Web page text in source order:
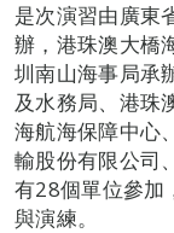
是次演習由廣東
辦，港珠澳大橋
圳南山海事局承
及水務局、港珠
海航海保障中心
輸股份有限公司
有28個單位參加
與演練。